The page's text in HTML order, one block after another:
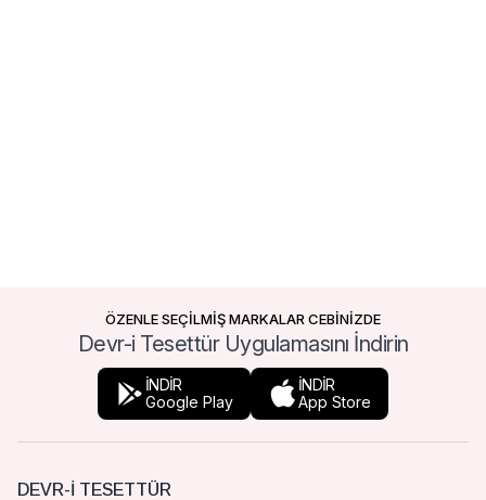
ÖZENLE SEÇİLMİŞ MARKALAR CEBİNİZDE
Devr-i Tesettür Uygulamasını İndirin
İNDİR
Google Play
İNDİR
App Store
DEVR-I TESETTÜR